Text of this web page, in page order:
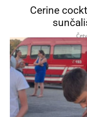
Cerine